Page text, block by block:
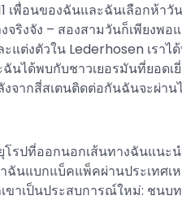
เพื่อนของฉันและฉันเลือกห้า
ริงจัง – สองสามวันก็เพียงพอ
แต่งตัวใน Lederhosen เรา
นได้พบกับชาวเยอรมันที่ยอดเ
จากสี่สเตนติดต่อกันฉันจะผ่าน
รปที่ออกนอกเส้นทางฉันแนะน
ฉันแบกแบ็คแพ็คผ่านประเทศเ
ขาเป็นประสบการณ์ใหม่: ชนบ